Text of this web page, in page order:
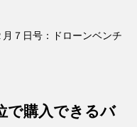
７日号：ドローンベンチ
で購入できるバ